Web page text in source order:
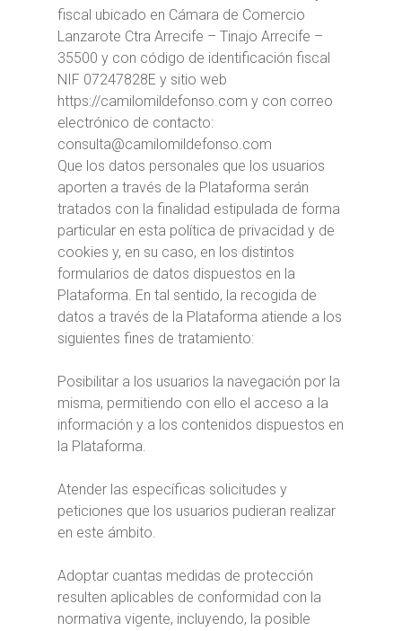
fiscal ubicado en Cámara de Comercio
Lanzarote Ctra Arrecife – Tinajo Arrecife –
35500 y con código de identificación fiscal
NIF 07247828E y sitio web
https://camilomildefonso.com y con correo
electrónico de contacto:
consulta@camilomildefonso.com
Que los datos personales que los usuarios
aporten a través de la Plataforma serán
tratados con la finalidad estipulada de forma
particular en esta política de privacidad y de
cookies y, en su caso, en los distintos
formularios de datos dispuestos en la
Plataforma. En tal sentido, la recogida de
datos a través de la Plataforma atiende a los
siguientes fines de tratamiento:
Posibilitar a los usuarios la navegación por la
misma, permitiendo con ello el acceso a la
información y a los contenidos dispuestos en
la Plataforma.
Atender las específicas solicitudes y
peticiones que los usuarios pudieran realizar
en este ámbito.
Adoptar cuantas medidas de protección
resulten aplicables de conformidad con la
normativa vigente, incluyendo, la posible